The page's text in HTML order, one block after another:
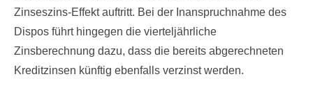
Zinseszins-Effekt auftritt. Bei der Inanspruchnahme des
Dispos führt hingegen die vierteljährliche
Zinsberechnung dazu, dass die bereits abgerechneten
Kreditzinsen künftig ebenfalls verzinst werden.